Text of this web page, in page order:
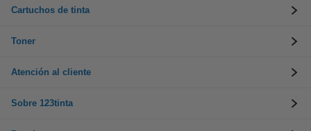
Cartuchos de tinta
Toner
Atención al cliente
Sobre 123tinta